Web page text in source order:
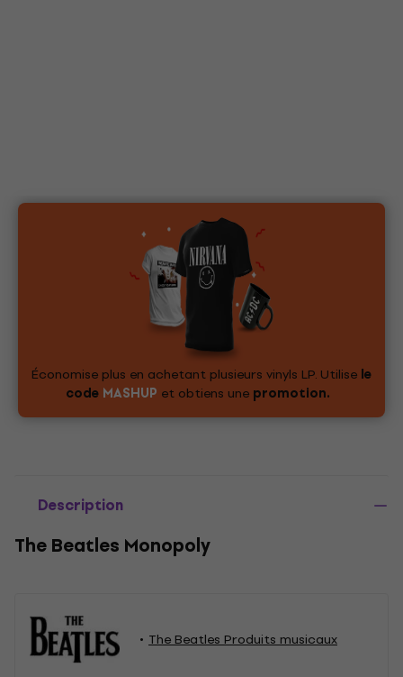
Économise plus en achetant plusieurs vinyls LP. Utilise le
code MASHUP et obtiens une promotion.
Description
The Beatles Monopoly
The Beatles Produits musicaux